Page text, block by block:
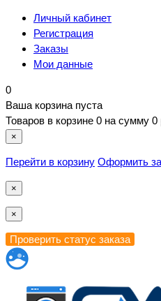
Личный кабинет
Регистрация
Заказы
Мои данные
0
Ваша корзина пуста
Товаров в корзине 0 на сумму 0
×
Перейти в корзину Оформить
×
×